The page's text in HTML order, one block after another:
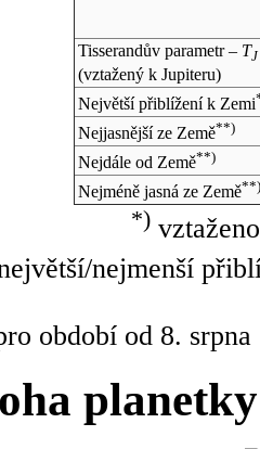
Tisserandův parametr – TJ
(vztažený k Jupiteru)
Největší přiblížení k Zemi
Nejjasnější ze Země**)
Nejdále od Země**)
Nejméně jasná ze Země**)
*)
nejmenší
období od 8.